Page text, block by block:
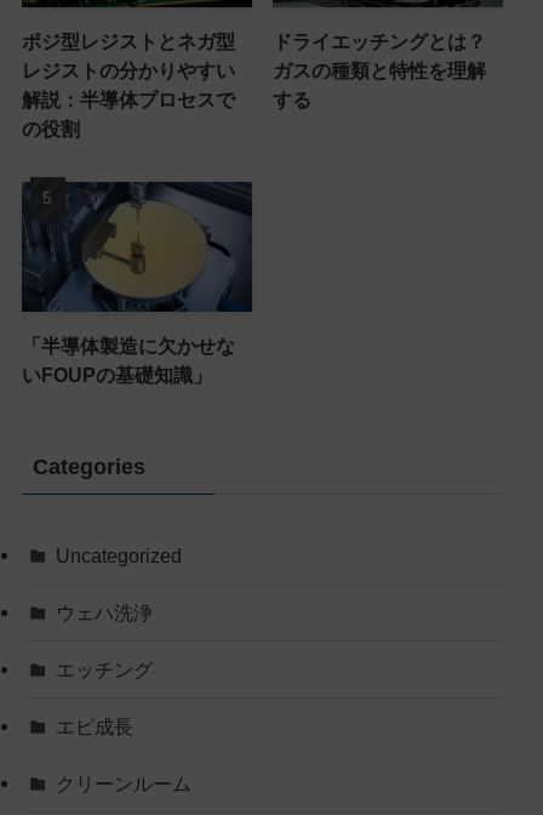
ポジ型レジストとネガ型
レジストの分かりやすい
解説：半導体プロセスで
の役割
ドライエッチングとは？
ガスの種類と特性を理解
する
「半導体製造に欠かせな
いFOUPの基礎知識」
Categories
Uncategorized
ウェハ洗浄
エッチング
エピ成長
クリーンルーム